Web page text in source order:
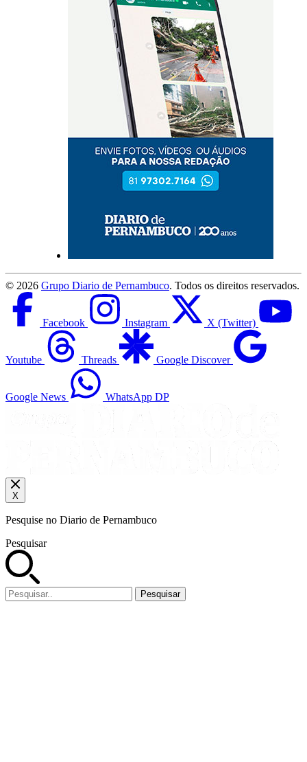
© 2026 Grupo Diario de Pernambuco. Todos os direitos reservados.
Facebook Instagram X (Twitter)
Youtube Threads Google Discover
Google News WhatsApp DP
X
Pesquise no Diario de Pernambuco
Pesquisar
Pesquisar